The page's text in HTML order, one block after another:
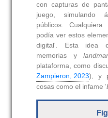
con capturas de
juego, simulando
públicos.
podía ver estos
digital'. Esta idea
memorias y
plataforma, como
Zampieron, 2023), y
cosas como el infame '